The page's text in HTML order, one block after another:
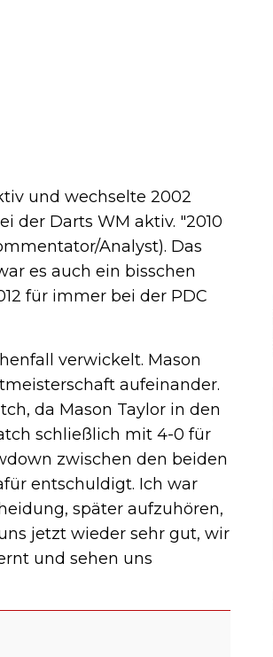
und wechselte 2002
der Darts WM aktiv. "2010
Analyst). Das
es auch ein bisschen
für immer bei der PDC
verwickelt. Mason
aufeinander.
da Mason Taylor in den
schließlich mit 4-0 für
zwischen den beiden
entschuldigt. Ich war
später aufzuhören,
jetzt wieder sehr gut, wir
und sehen uns